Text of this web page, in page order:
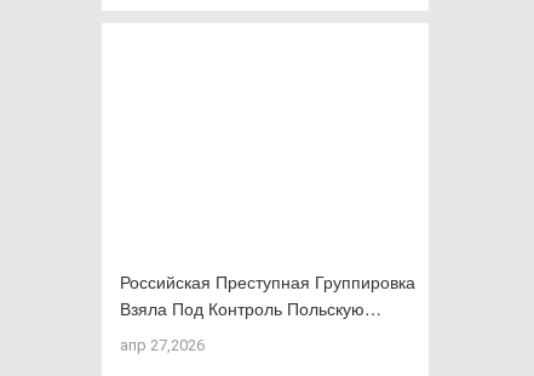
Российская Преступная Группировка
Взяла Под Контроль Польскую…
апр 27,2026